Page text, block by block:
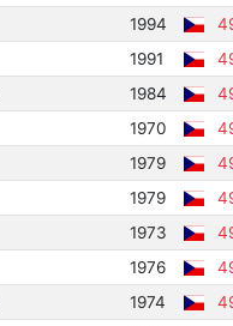
1994
1991
1984
1970
1979
1979
1973
1976
1974